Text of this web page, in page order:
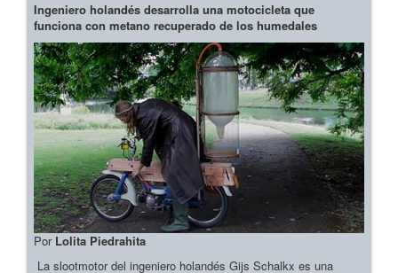
Ingeniero holandés desarrolla una motocicleta que
funciona con metano recuperado de los humedales
Por Lolita Piedrahita
La slootmotor del ingeniero holandés Gijs Schalkx es una